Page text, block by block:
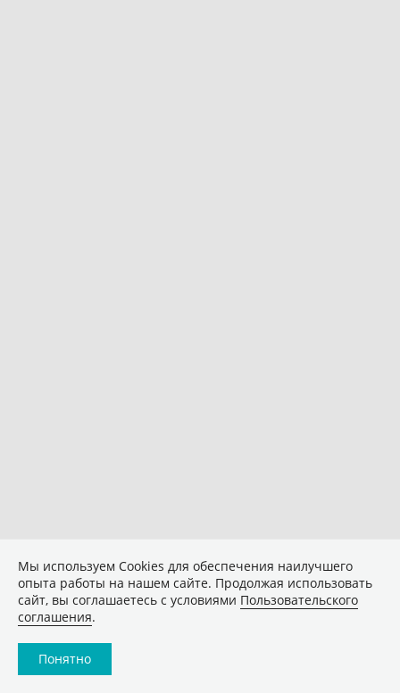
Мы используем Сookies для обеспечения наилучшего
опыта работы на нашем сайте. Продолжая использовать
сайт, вы соглашаетесь с условиями Пользовательского
соглашения.
Понятно